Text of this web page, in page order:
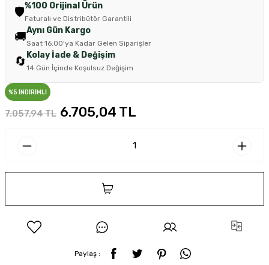
🛡️%100 Orijinal Ürün
Faturalı ve Distribütör Garantili
🚚Aynı Gün Kargo
Saat 16:00'ya Kadar Gelen Siparişler
🔄 Kolay İade & Değişim
14 Gün İçinde Koşulsuz Değişim
%5 İNDİRİMLİ
7.057,94 TL 6.705,04 TL
Paylaş :